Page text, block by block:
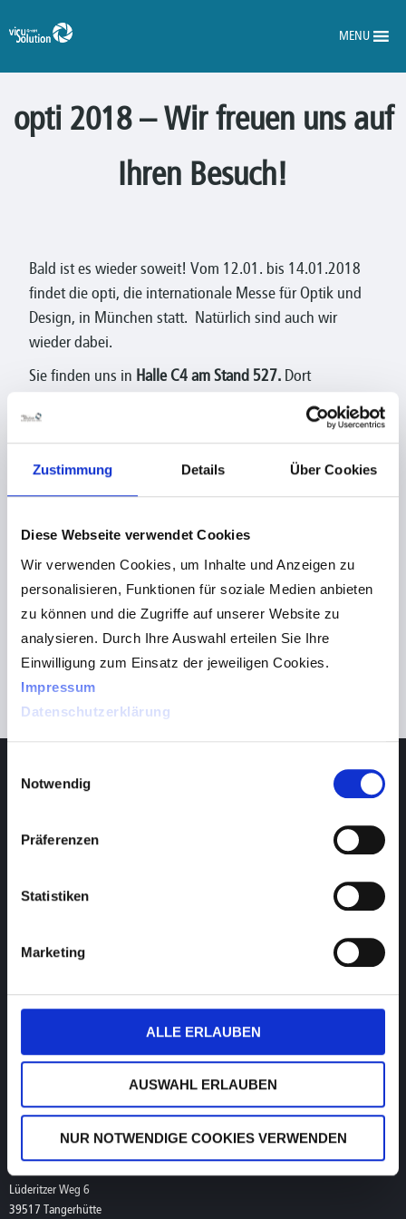
Zustimmung Details Über Cookies
Diese Webseite verwendet Cookies
Wir verwenden Cookies, um Inhalte und Anzeigen zu
personalisieren, Funktionen für soziale Medien anbieten
zu können und die Zugriffe auf unserer Website zu
analysieren. Durch Ihre Auswahl erteilen Sie Ihre
Einwilligung zum Einsatz der jeweiligen Cookies.
Impressum
Datenschutzerklärung
Notwendig
Präferenzen
Statistiken
Marketing
ALLE ERLAUBEN
AUSWAHL ERLAUBEN
NUR NOTWENDIGE COOKIES VERWENDEN
MENU
opti 2018 – Wir freuen uns auf
Ihren Besuch!
Bald ist es wieder soweit! Vom 12.01. bis 14.01.2018
findet die opti, die internationale Messe für Optik und
Design, in München statt. Natürlich sind auch wir
wieder dabei.
Sie finden uns in Halle C4 am Stand 527. Dort
präsentieren wir zum einen unsere verschiedenen
Videozentriersysteme der Marke visuReal – von mobilen
und zum anderen unser breites Produktportfolio der
Low-Vision-Produkte. Von elektronischen Handlupen
einiges zu entdecken.
Schauen Sie doch vorbei! Wir freuen uns auf Ihren
Besuch!
Unser kleiner Tipp für Sie …. mit etwas Glück können
Produkten gewinnen!
T. +49 (0) 39361-967-17
hotline@visusolution.com
Montag bis Freitag
T. +49 (0) 39361-967-216
lowvision@visusolution.com
Geschäftsadresse
visuSolution GmbH
Lüderitzer Weg 6
39517 Tangerhütte